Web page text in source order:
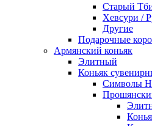
Старый
Хевсури /
Другие
Подарочные
Армянский коньяк
Элитный
Коньяк
Символы